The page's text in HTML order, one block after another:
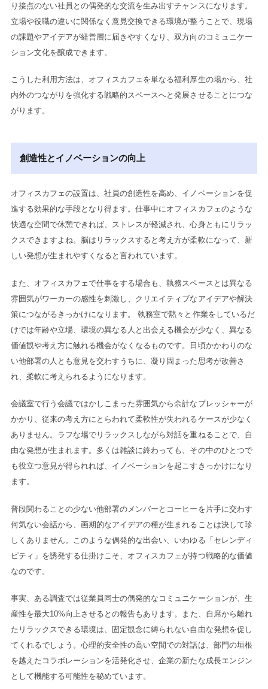
り接点のない社員との偶発的な交流を生み出すチャンスになります。
立場や役職の違いに関係なく意見交換できる環境が整うことで、現場
の課題やアイデアが経営層に届きやすくなり、双方向のコミュニケー
ション文化を醸成できます。
こうした利用方法は、オフィスカフェを単なる福利厚生の場から、社
内外のつながりを強化する戦略的スペースへと発展させることにつな
がります。
創造性とイノベーションの向上
オフィスカフェの設置は、社員の創造性を高め、イノベーションを促
進する効果的な手段となり得ます。仕事中にオフィスカフェのような
快適な空間で休憩できれば、ストレスが軽減され、心身ともにリラッ
クスできますよね。脳はリラックスすると考え方が柔軟になって、新
しい発想が生まれやすくなると言われています。
また、オフィスカフェで仕事をする場合も、執務スペースとは異なる
雰囲気がワーカーの感性を刺激し、クリエイティブなアイデアや解決
策につながるきっかけになります。 執務室で黙々と作業をしているだ
けでは年齢や立場、環境の異なる人と出会える機会が少なく、異なる
価値観や考え方に触れる機会がなくなるものです。日頃かかわりのな
い他部署の人とも意見を交わすうちに、凝り固まった思考が改善さ
れ、柔軟に考えられるようになります。
会議室で行う会議ではかしこまった雰囲気から余計なプレッシャーが
かかり、従来の考え方にとらわれて柔軟性が失われるケースが少なく
ありません。ラフな場でリラックスしながら対話を重ねることで、自
由な発想が生まれます。多くは雑談に終わっても、その中のひとつで
も役立つ意見が得られれば、イノベーションを起こすきっかけになり
ます。
普段関わることの少ない他部署のメンバーとコーヒーを片手に交わす
何気ない会話から、画期的なアイデアの種が生まれることは決して珍
しくありません。このような偶発的な出会い、いわゆる「セレンディ
ピティ」を誘発する仕掛けこそ、オフィスカフェが持つ戦略的な価値
なのです。
事実、ある調査では従業員同士の偶発的なコミュニケーションが、生
産性を最大10%向上させるとの報告もあります。また、自席から離れ
たリラックスできる環境は、固定観念に縛られない自由な発想を促し
てくれるでしょう。心理的安全性の高い空間での対話は、部門の垣根
を越えたコラボレーションを活発化させ、企業の新たな成長エンジン
として機能する可能性を秘めています。